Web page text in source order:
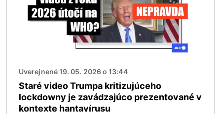
Uverejnené 19. 05. 2026 o 13:44
Staré video Trumpa kritizujúceho
lockdowny je zavádzajúco prezentované v
kontexte hantavírusu